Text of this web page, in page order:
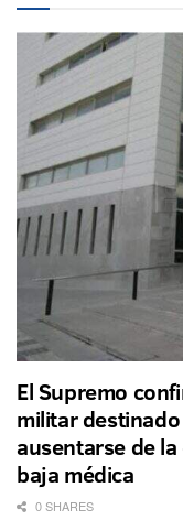
El Supremo
militar
ausentarse de
baja médica
0 SHARES